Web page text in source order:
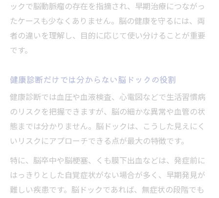
ックで脳動脈瘤の存在を指摘され、早期治療につながっ
たケースも少なくありません。脳の健康を守るには、両
者の違いを理解し、目的に応じて使い分けることが重要
です。
健康診断だけでは分からない脳ドックの役割
健康診断では血圧や血液検査、心電図などで生活習慣病
のリスクを把握できますが、脳の細かな異常や血管の状
態までは分かりません。脳ドックは、こうした見えにく
いリスクにアプローチできる点が最大の特徴です。
特に、脳卒中や脳梗塞、くも膜下出血などは、発症前に
はっきりとした自覚症状がない場合が多く、早期発見が
難しい疾患です。脳ドックであれば、無症状の段階でも